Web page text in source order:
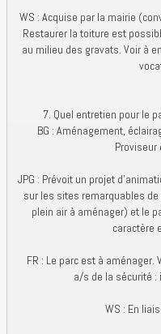
WS : Acquise par la mairie
Restaurer la toiture est
au milieu des gravats. Voir à
7. Quel entretien pour le
BG : Aménagement,
Proviseur
JPG : Prévoit un projet
sur les sites remarquables
plein air à aménager) et le
caractère
FR : Le parc est à
a/s de la sécurité :
WS : En